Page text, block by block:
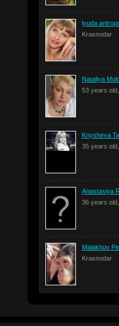
lyuda
Krasnodar
Nataliya
53 years
Knysheva
35 years
Anastasiya
36 years
Malakhov
Krasnodar